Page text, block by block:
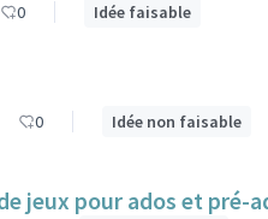
0 Idée faisable
0 Idée non faisable
jeux pour ados et pré-